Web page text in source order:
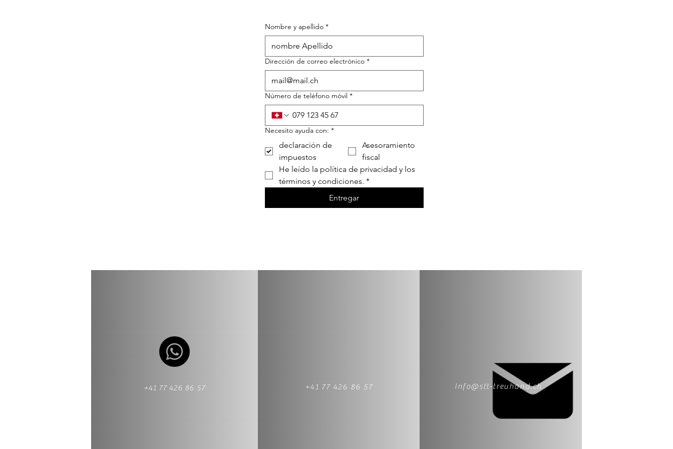
Nombre y apellido *
Dirección de correo electrónico *
Número de teléfono móvil *
Necesito ayuda con: *
declaración de
impuestos
Asesoramiento
fiscal
He leído la política de privacidad y los
términos y condiciones. *
Entregar
+41 77 426 86 57 +41 77 426 86 57 Info@stt-treuhand.ch